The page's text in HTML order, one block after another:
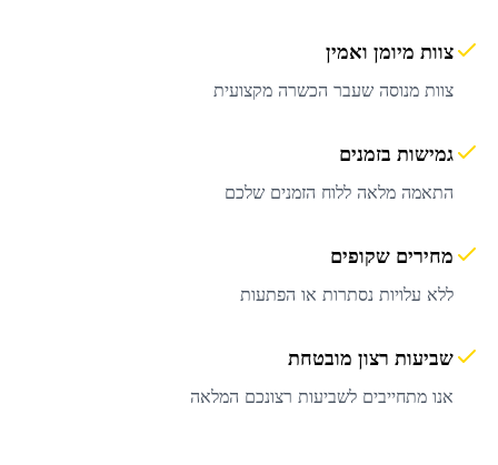
צוות מיומן ואמין
צוות מנוסה שעבר הכשרה מקצועית
גמישות בזמנים
התאמה מלאה ללוח הזמנים שלכם
מחירים שקופים
ללא עלויות נסתרות או הפתעות
שביעות רצון מובטחת
אנו מתחייבים לשביעות רצונכם המלאה